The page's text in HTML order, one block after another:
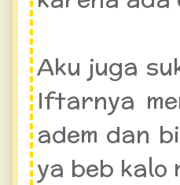
Aku juga
Iftarnya
adem dan
ya beb